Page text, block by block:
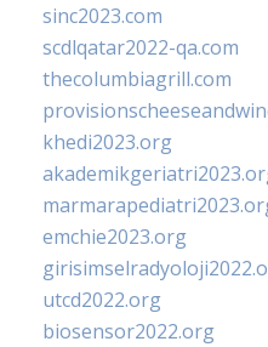
sinc2023.com
scdlqatar2022-qa.com
thecolumbiagrill.com
khedi2023.org
emchie2023.org
utcd2022.org
biosensor2022.org